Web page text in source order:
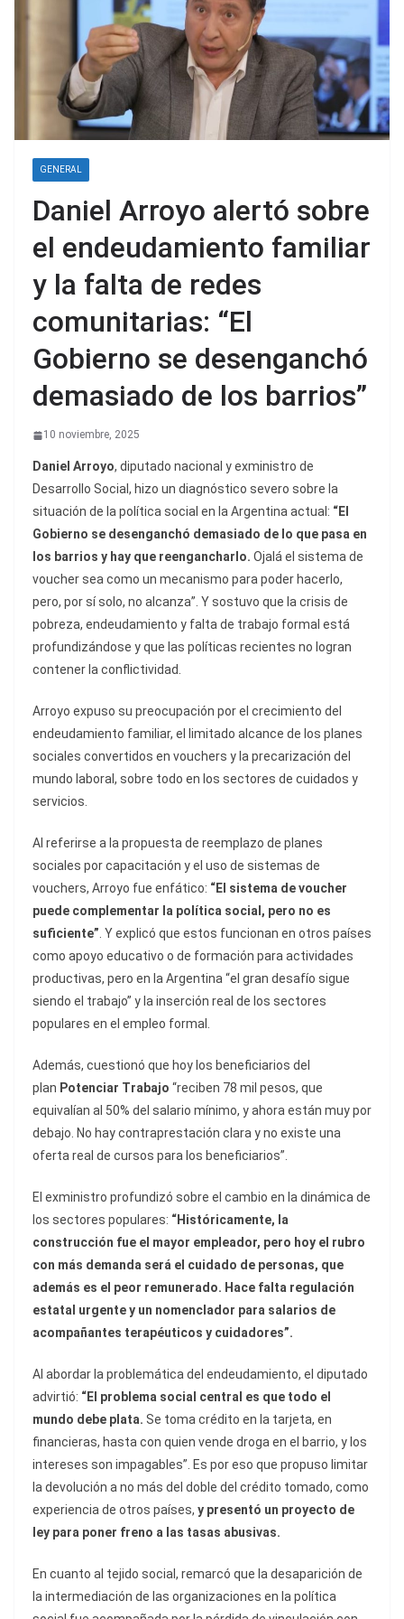
GENERAL
Daniel Arroyo alertó sobre
el endeudamiento familiar
y la falta de redes
comunitarias: “El
Gobierno se desenganchó
demasiado de los barrios”
10 noviembre, 2025
Daniel Arroyo, diputado nacional y exministro de
Desarrollo Social, hizo un diagnóstico severo sobre la
situación de la política social en la Argentina actual: “El
Gobierno se desenganchó demasiado de lo que pasa en
los barrios y hay que reengancharlo. Ojalá el sistema de
voucher sea como un mecanismo para poder hacerlo,
pero, por sí solo, no alcanza”. Y sostuvo que la crisis de
pobreza, endeudamiento y falta de trabajo formal está
profundizándose y que las políticas recientes no logran
contener la conflictividad.
Arroyo expuso su preocupación por el crecimiento del
endeudamiento familiar, el limitado alcance de los planes
sociales convertidos en vouchers y la precarización del
mundo laboral, sobre todo en los sectores de cuidados y
servicios.
Al referirse a la propuesta de reemplazo de planes
sociales por capacitación y el uso de sistemas de
vouchers, Arroyo fue enfático: “El sistema de voucher
puede complementar la política social, pero no es
suficiente”. Y explicó que estos funcionan en otros países
como apoyo educativo o de formación para actividades
productivas, pero en la Argentina “el gran desafío sigue
siendo el trabajo” y la inserción real de los sectores
populares en el empleo formal.
Además, cuestionó que hoy los beneficiarios del
plan Potenciar Trabajo “reciben 78 mil pesos, que
equivalían al 50% del salario mínimo, y ahora están muy por
debajo. No hay contraprestación clara y no existe una
oferta real de cursos para los beneficiarios”.
El exministro profundizó sobre el cambio en la dinámica de
los sectores populares: “Históricamente, la
construcción fue el mayor empleador, pero hoy el rubro
con más demanda será el cuidado de personas, que
además es el peor remunerado. Hace falta regulación
estatal urgente y un nomenclador para salarios de
acompañantes terapéuticos y cuidadores”.
Al abordar la problemática del endeudamiento, el diputado
advirtió: “El problema social central es que todo el
mundo debe plata. Se toma crédito en la tarjeta, en
financieras, hasta con quien vende droga en el barrio, y los
intereses son impagables”. Es por eso que propuso limitar
la devolución a no más del doble del crédito tomado, como
experiencia de otros países, y presentó un proyecto de
ley para poner freno a las tasas abusivas.
En cuanto al tejido social, remarcó que la desaparición de
la intermediación de las organizaciones en la política